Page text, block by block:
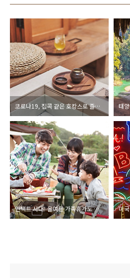
코로나19, 집콕 같은 호캉스로 즐기는 힐링여행! 한옥 감성숙소 추천
언택트 시대! 올여름 가족휴가도 언택트 차박 여행 꿀팁 3